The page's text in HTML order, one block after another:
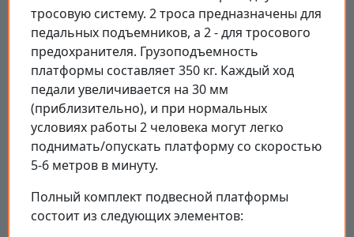
тросовую систему. 2 троса предназначены для
педальных подъемников, а 2 - для тросового
предохранителя. Грузоподъемность
платформы составляет 350 кг. Каждый ход
педали увеличивается на 30 мм
(приблизительно), и при нормальных
условиях работы 2 человека могут легко
поднимать/опускать платформу со скоростью
5-6 метров в минуту.
Полный комплект подвесной платформы
состоит из следующих элементов: